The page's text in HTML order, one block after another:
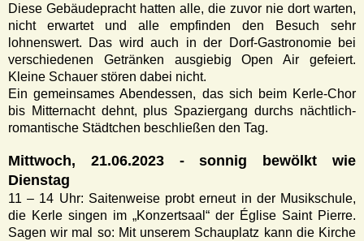
Diese Gebäudepracht hatten alle, die zuvor nie dort warten,
nicht erwartet und alle empfinden den Besuch sehr
lohnenswert. Das wird auch in der Dorf-Gastronomie bei
verschiedenen Getränken ausgiebig Open Air gefeiert.
Kleine Schauer stören dabei nicht.
Ein gemeinsames Abendessen, das sich beim Kerle-Chor
bis Mitternacht dehnt, plus Spaziergang durchs nächtlich-
romantische Städtchen beschließen den Tag.
Mittwoch, 21.06.2023 - sonnig bewölkt wie
Dienstag
11 – 14 Uhr: Saitenweise probt erneut in der Musikschule,
die Kerle singen im „Konzertsaal“ der Église Saint Pierre.
Sagen wir mal so: Mit unserem Schauplatz kann die Kirche